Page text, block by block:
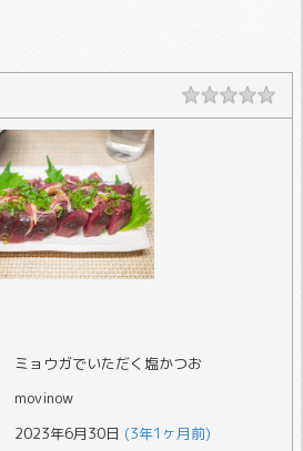
ミョウガでいただく塩かつお
movinow
2023年6月30日 (3年1ヶ月前)